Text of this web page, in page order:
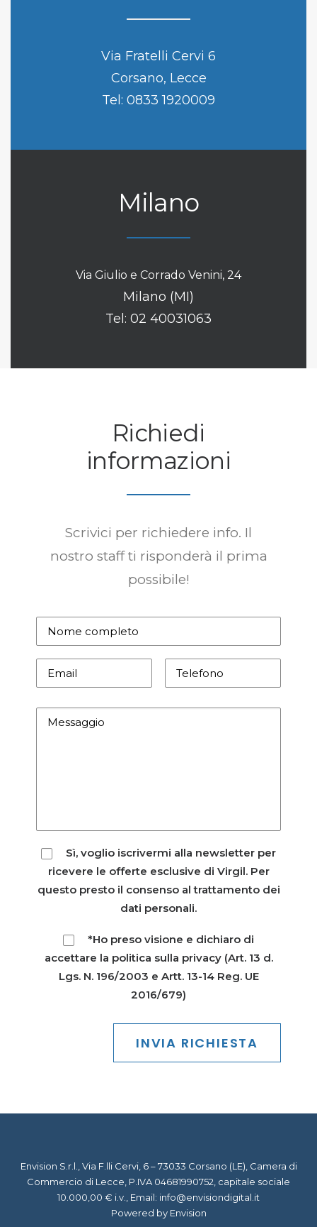
Via Fratelli Cervi 6
Corsano, Lecce
Tel: 0833 1920009
Milano
Via Giulio e Corrado Venini, 24
Milano (MI)
Tel: 02 40031063
Richiedi
informazioni
Scrivici per richiedere info. Il
nostro staff ti risponderà il prima
possibile!
Sì, voglio iscrivermi alla newsletter per
ricevere le offerte esclusive di Virgil. Per
questo presto il consenso altrattamento dei
dati personali.
*Ho preso visione e dichiaro di
accettare la politica sulla privacy(Art. 13 d.
Lgs. N. 196/2003 e Artt. 13-14 Reg. UE
2016/679)
Envision S.r.l., Via F.lli Cervi, 6 – 73033 Corsano (LE), Camera di
Commercio di Lecce, P.IVA 04681990752, capitale sociale
10.000,00 € i.v., Email: info@envisiondigital.it
Powered by Envision